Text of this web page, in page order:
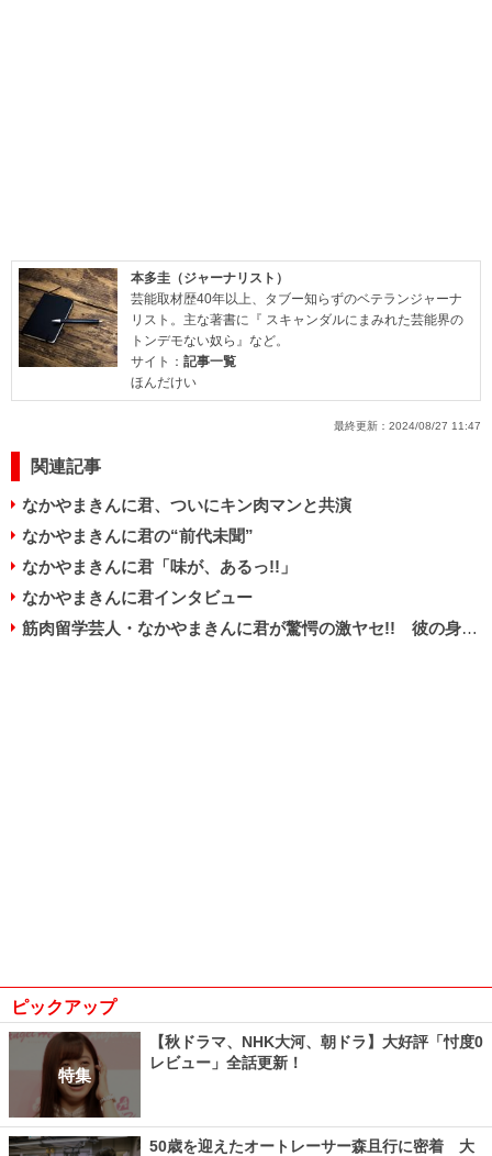
本多圭（ジャーナリスト）
芸能取材歴40年以上、タブー知らずのベテランジャーナ
リスト。主な著書に『 スキャンダルにまみれた芸能界の
トンデモない奴ら』など。
サイト： 記事一覧
ほんだけい
最終更新： 2024/08/27 11:47
関連記事
なかやまきんに君、ついにキン肉マンと共演
なかやまきんに君の“前代未聞”
なかやまきんに君「味が、あるっ!!」
なかやまきんに君インタビュー
筋肉留学芸人・なかやまきんに君が驚愕の激ヤセ!! 彼の身に一体何が？
ピックアップ
特集
【秋ドラマ、NHK大河、朝ドラ】大好評「忖度0
レビュー」全話更新！
50歳を迎えたオートレーサー森且行に密着 大